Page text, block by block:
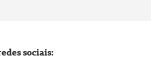
sociais: